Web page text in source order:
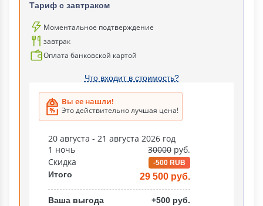
Тариф c завтраком
Моментальное подтверждение
завтрак
Оплата банковской картой
Что входит в стоимость?
Вы ее нашли!
Это действительно лучшая цена!
20 августа - 21 августа 2026 год
1 ночь
30000 руб.
Скидка
-500 RUB
Итого 29 500 руб.
Ваша выгода +500 руб.